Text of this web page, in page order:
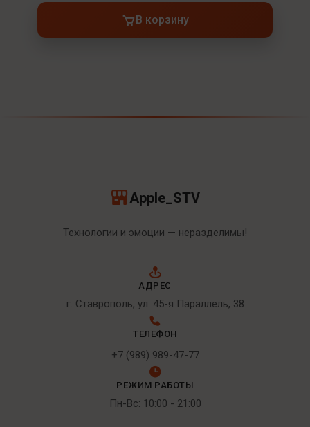
В корзину
Apple_STV
Технологии и эмоции — неразделимы!
АДРЕС
г. Ставрополь, ул. 45-я Параллель, 38
ТЕЛЕФОН
+7 (989) 989-47-77
РЕЖИМ РАБОТЫ
Пн-Вс: 10:00 - 21:00